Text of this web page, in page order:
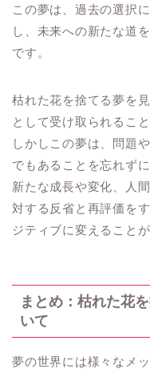
この夢は、過去の選択
し、未来への新たな道
です。
枯れた花を捨てる夢を
として受け取られるこ
しかしこの夢は、問題
でもあることを忘れずに
新たな成長や変化、人
対する反省と再評価を
ジティブに変えること
まとめ：枯れた花
いて
夢の世界には様々なメ